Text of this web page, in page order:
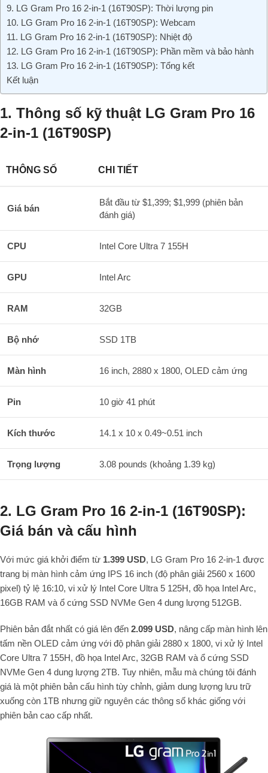
9. LG Gram Pro 16 2-in-1 (16T90SP): Thời lượng pin
10. LG Gram Pro 16 2-in-1 (16T90SP): Webcam
11. LG Gram Pro 16 2-in-1 (16T90SP): Nhiệt độ
12. LG Gram Pro 16 2-in-1 (16T90SP): Phần mềm và bảo hành
13. LG Gram Pro 16 2-in-1 (16T90SP): Tổng kết
Kết luận
1. Thông số kỹ thuật LG Gram Pro 16
2-in-1 (16T90SP)
THÔNG SỐ CHI TIẾT
Giá bán
Bắt đầu từ $1,399; $1,999 (phiên bản
đánh giá)
CPU Intel Core Ultra 7 155H
GPU Intel Arc
RAM 32GB
Bộ nhớ SSD 1TB
Màn hình 16 inch, 2880 x 1800, OLED cảm ứng
Pin 10 giờ 41 phút
Kích thước 14.1 x 10 x 0.49~0.51 inch
Trọng lượng 3.08 pounds (khoảng 1.39 kg)
2. LG Gram Pro 16 2-in-1 (16T90SP):
Giá bán và cấu hình
Với mức giá khởi điểm từ 1.399 USD, LG Gram Pro 16 2-in-1 được
trang bị màn hình cảm ứng IPS 16 inch (độ phân giải 2560 x 1600
pixel) tỷ lệ 16:10, vi xử lý Intel Core Ultra 5 125H, đồ họa Intel Arc,
16GB RAM và ổ cứng SSD NVMe Gen 4 dung lượng 512GB.
Phiên bản đắt nhất có giá lên đến 2.099 USD, nâng cấp màn hình lên
tấm nền OLED cảm ứng với độ phân giải 2880 x 1800, vi xử lý Intel
Core Ultra 7 155H, đồ họa Intel Arc, 32GB RAM và ổ cứng SSD
NVMe Gen 4 dung lượng 2TB. Tuy nhiên, mẫu mà chúng tôi đánh
giá là một phiên bản cấu hình tùy chỉnh, giảm dung lượng lưu trữ
xuống còn 1TB nhưng giữ nguyên các thông số khác giống với
phiên bản cao cấp nhất.